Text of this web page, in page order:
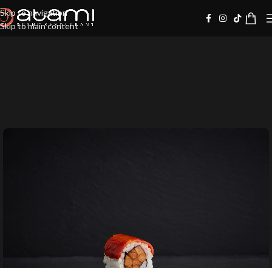
Skip to navigation
Skip to main content